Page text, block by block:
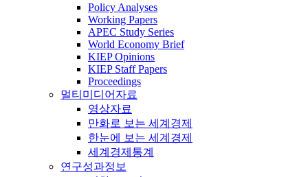
Policy Analyses
Working Papers
APEC Study Series
World Economy Brief
KIEP Opinions
KIEP Staff Papers
Proceedings
멀티미디어자료
영상자료
만화로 보는 세계경제
한눈에 보는 세계경제
세계경제통계
연구성과정보